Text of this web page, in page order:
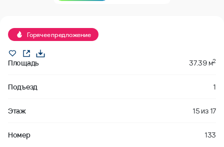
Горячее предложение
Площадь 37.39 м2
Подъезд 1
Этаж 15 из17
Номер 133